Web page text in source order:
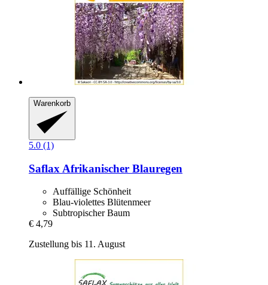
Warenkorb
5.0 (1)
Saflax Afrikanischer Blauregen
Auffällige Schönheit
Blau-violettes Blütenmeer
Subtropischer Baum
€ 4,79
Zustellung bis 11. August